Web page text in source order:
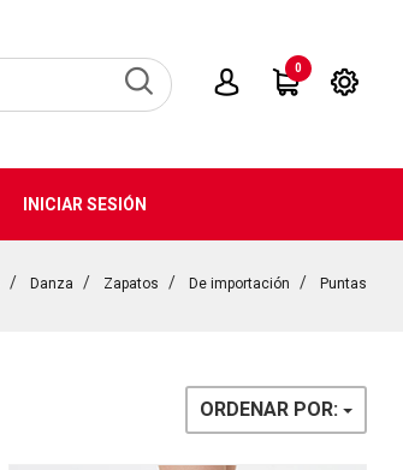
0
INICIAR SESIÓN
Danza Zapatos De importación Puntas
ORDENAR POR: